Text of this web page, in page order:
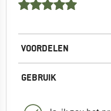
VOORDELEN
GEBRUIK